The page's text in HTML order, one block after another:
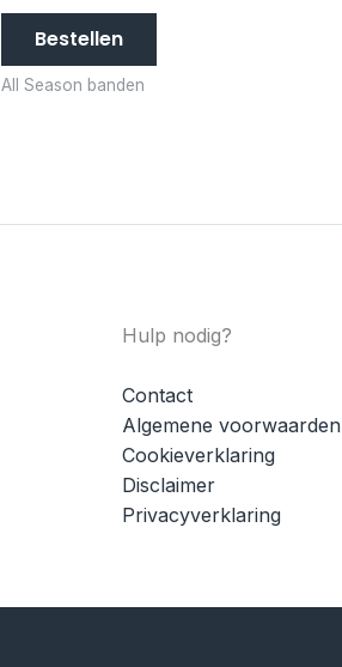
Bestellen
All Season banden
Hulp nodig?
Contact
Algemene voorwaarden
Cookieverklaring
Disclaimer
Privacyverklaring